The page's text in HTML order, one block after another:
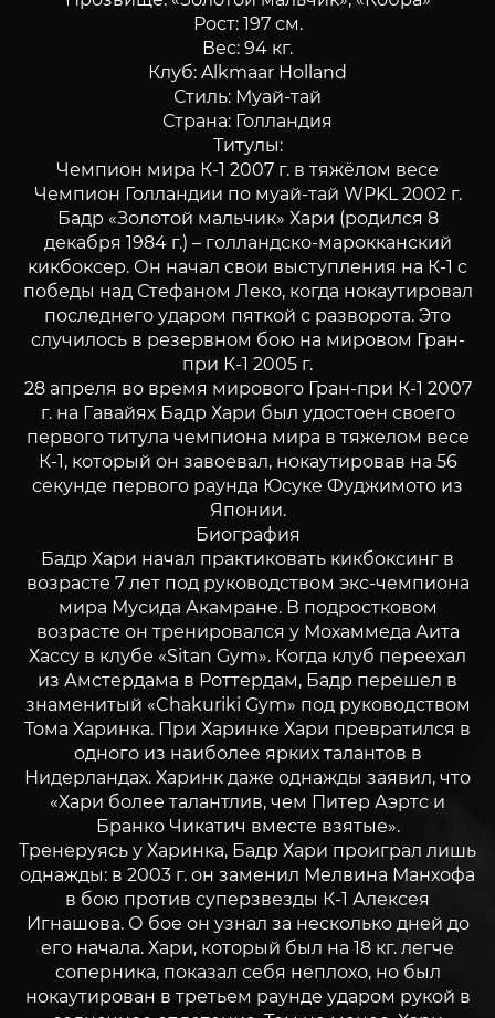
Рост: 197 см.
Вес: 94 кг.
Клуб: Alkmaar Holland
Стиль: Муай-тай
Страна: Голландия
Титулы:
Чемпион мира К-1 2007 г. в тяжёлом весе
Чемпион Голландии по муай-тай WPKL 2002 г.
Бадр «Золотой мальчик» Хари (родился 8
декабря 1984 г.) – голландско-марокканский
кикбоксер. Он начал свои выступления на К-1 c
победы над Стефаном Леко, когда нокаутировал
последнего ударом пяткой с разворота. Это
случилось в резервном бою на мировом Гран-
при К-1 2005 г.
28 апреля во время мирового Гран-при К-1 2007
г. на Гавайях Бадр Хари был удостоен своего
первого титула чемпиона мира в тяжелом весе
К-1, который он завоевал, нокаутировав на 56
секунде первого раунда Юсуке Фуджимото из
Японии.
Биография
Бадр Хари начал практиковать кикбоксинг в
возрасте 7 лет под руководством экс-чемпиона
мира Мусида Акамране. В подростковом
возрасте он тренировался у Мохаммеда Аита
Хассу в клубе «Sitan Gym». Когда клуб переехал
из Амстердама в Роттердам, Бадр перешел в
знаменитый «Chakuriki Gym» под руководством
Тома Харинка. При Харинке Хари превратился в
одного из наиболее ярких талантов в
Нидерландах. Харинк даже однажды заявил, что
«Хари более талантлив, чем Питер Аэртс и
Бранко Чикатич вместе взятые».
Тренеруясь у Харинка, Бадр Хари проиграл лишь
однажды: в 2003 г. он заменил Мелвина Манхофа
в бою против суперзвезды К-1 Алексея
Игнашова. О бое он узнал за несколько дней до
его начала. Хари, который был на 18 кг. легче
соперника, показал себя неплохо, но был
нокаутирован в третьем раунде ударом рукой в